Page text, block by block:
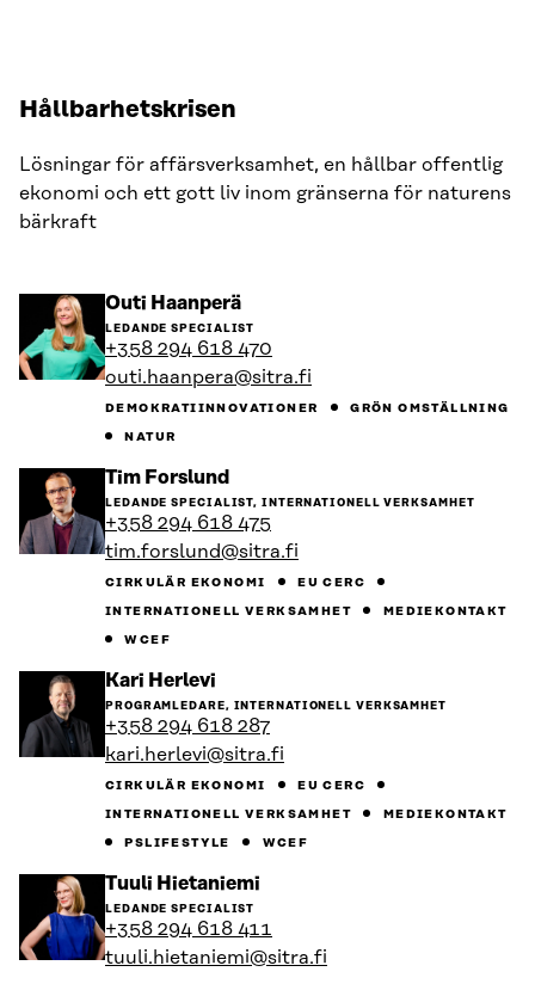
Hållbarhetskrisen
Lösningar för affärsverksamhet, en hållbar offentlig
ekonomi och ett gott liv inom gränserna för naturens
bärkraft
Outi HaanperäGå
till
personens
profil
LEDANDE SPECIALIST
+358 294 618 470
outi.haanpera@sitra.fi
DEMOKRATIINNOVATIONER
GRÖN OMSTÄLLNING
NATUR
Tim ForslundGå
till
personens
profil
LEDANDE SPECIALIST, INTERNATIONELL VERKSAMHET
+358 294 618 475
tim.forslund@sitra.fi
CIRKULÄR EKONOMI
EU CERC
INTERNATIONELL VERKSAMHET
MEDIEKONTAKT
WCEF
Kari Herlevi
till
personens
profil
PROGRAMLEDARE, INTERNATIONELL VERKSAMHET
+358 294 618 287
kari.herlevi@sitra.fi
CIRKULÄR EKONOMI
EU CERC
INTERNATIONELL VERKSAMHET
MEDIEKONTAKT
PSLIFESTYLE
WCEF
Tuuli Hietaniemi
personens
profil
LEDANDE SPECIALIST
+358 294 618 411
tuuli.hietaniemi@sitra.fi